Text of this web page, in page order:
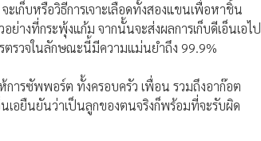
ะเก็บหรือวิธีการเจาะเลือดทั้งสองแขนเพื่อหาชิ้น
างที่กระพุ้งแก้ม จากนั้นจะส่งผลการเก็บดีเอ็นเอไป
ตรวจในลักษณะนี้มีความแม่นยําถึง 99.9%
รซัพพอร์ต ทั้งครอบครัว เพื่อน รวมถึงอาก๊อต
เอยืนยันว่าเป็นลูกของตนจริงก็พร้อมที่จะรับผิด